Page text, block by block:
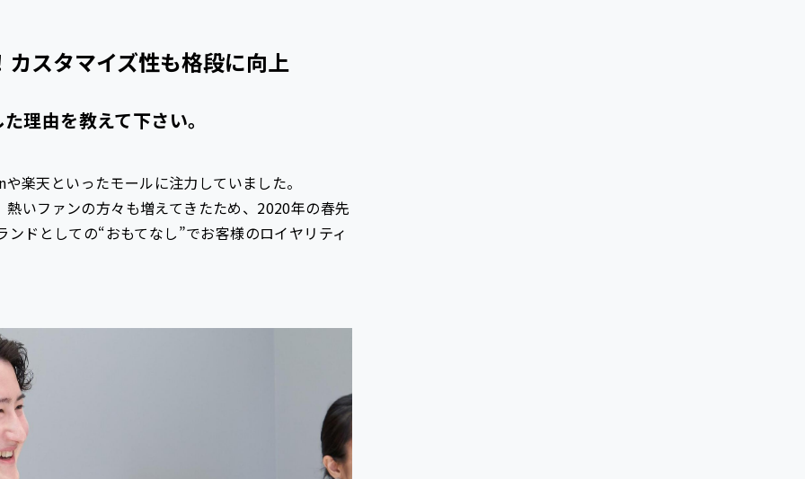
スタマイズ性も格段に向上
理由を教えて下さい。
楽天といったモールに注力していました。
いファンの方々も増えてきたため、2020年の春先
ドとしての“おもてなし”でお客様のロイヤリティ